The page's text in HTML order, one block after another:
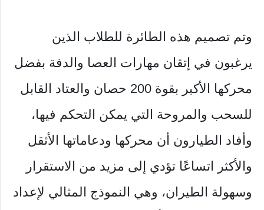
وتم تصميم هذه الطائرة للطلاب الذين
يرغبون في إتقان مهارات العصا والدفة بفضل
محركها الأكبر بقوة 200 حصان والعتاد القابل
للسحب والمروحة التي يمكن التحكم فيها،
وأفاد الطيارون أن محركها ودعاماتها الأثقل
والأكثر اتساعًا تؤدي إلى مزيد من الاستقرار
وسهولة الطيران، وهي النموذج المثالي لإعداد